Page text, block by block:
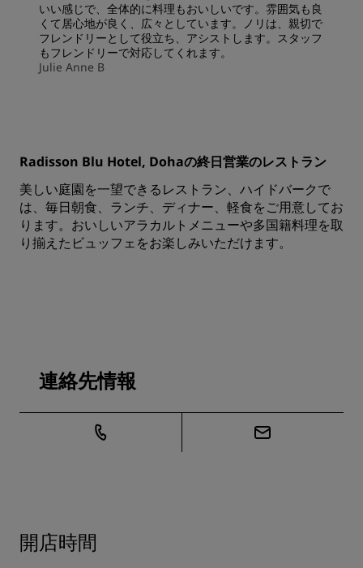
いい感じで、全体的に料理もおいしいです。雰囲気も良
くて居心地が良く、広々としています。ノリは、親切で
フレンドリーとして役立ち、アシストします。スタッフ
もフレンドリーで対応してくれます。
Julie Anne B
Radisson Blu Hotel, Dohaの終日営業のレストラン
美しい庭園を一望できるレストラン、ハイドバークで
は、毎日朝食、ランチ、ディナー、軽食をご用意してお
ります。おいしいアラカルトメニューや多国籍料理を取
り揃えたビュッフェをお楽しみいただけます。
連絡先情報
開店時間